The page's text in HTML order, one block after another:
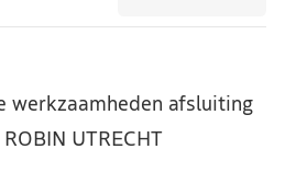
werkzaamheden afsluiting
UTRECHT